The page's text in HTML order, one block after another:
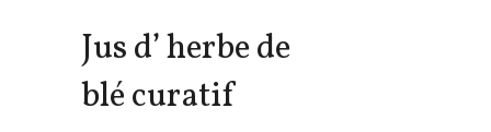
Jus d’ herbe de
blé curatif